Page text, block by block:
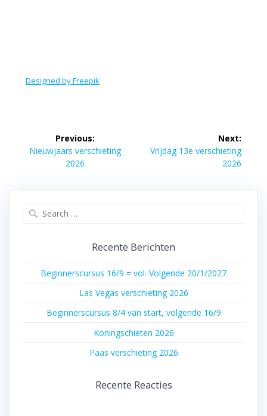
Designed by Freepik
Bericht
navigatie
Previous:
Previous
Nieuwjaars verschieting
2026
Next:
Next
Vrijdag 13e verschieting
2026
Recente Berichten
Beginnerscursus 16/9 = vol. Volgende 20/1/2027
Las Vegas verschieting 2026
Beginnerscursus 8/4 van start, volgende 16/9
Koningschieten 2026
Paas verschieting 2026
Recente Reacties